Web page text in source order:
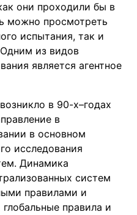
они проходили бы в
можно просмотреть
испытания, так и
из видов
является агентное
в 90-х–годах
в
в основном
исследования
Динамика
систем
правилами и
правила и